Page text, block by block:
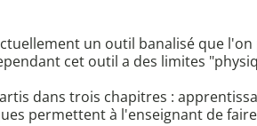
un outil banalisé que
cet outil a des limites
dans trois chapitres :
permettent à l'enseignant de